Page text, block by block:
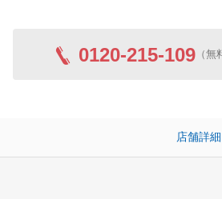
0120-215-109（無
店舗詳細